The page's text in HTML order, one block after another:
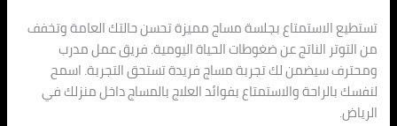
تستطيع الاستمتاع بجلسة مساج مميزة تحسن حالتك العامة وتخفف
من التوتر الناتج عن ضغوطات الحياة اليومية. فريق عمل مدرب
ومحترف سيضمن لك تجربة مساج فريدة تستحق التجربة. اسمح
لنفسك بالراحة والاستمتاع بفوائد العلاج بالمساج داخل منزلك في
الرياض.